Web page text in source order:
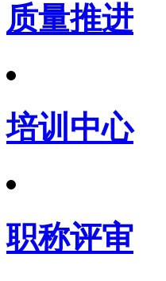
质量推进
培训中心
职称评审